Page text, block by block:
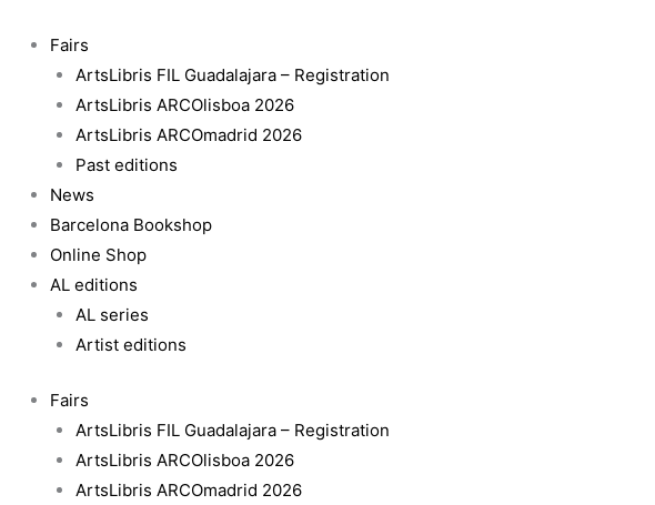
content
Fairs
ArtsLibris FIL Guadalajara – Registration
ArtsLibris ARCOlisboa 2026
ArtsLibris ARCOmadrid 2026
Past editions
News
Barcelona Bookshop
Online Shop
AL editions
AL series
Artist editions
Fairs
ArtsLibris FIL Guadalajara – Registration
ArtsLibris ARCOlisboa 2026
ArtsLibris ARCOmadrid 2026
caballo
cabezas.
Representación
diez
actos.
quantity